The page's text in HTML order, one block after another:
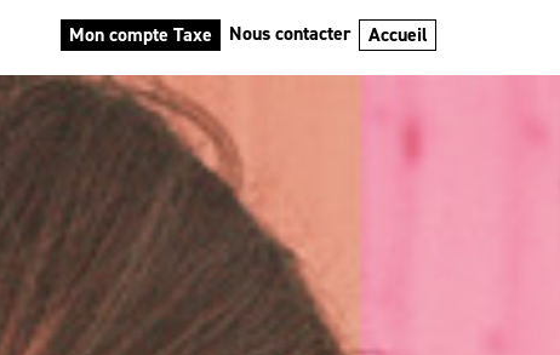
Mon compte Taxe Nous contacter Accueil